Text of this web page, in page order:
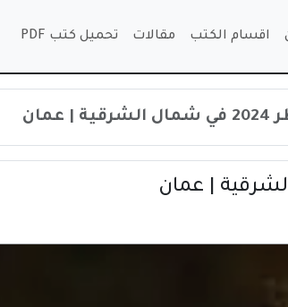
اقسام الكتب مقالات تحميل كتب PDF